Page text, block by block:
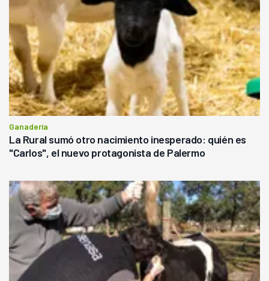
Ganadería
La Rural sumó otro nacimiento inesperado: quién es
"Carlos", el nuevo protagonista de Palermo